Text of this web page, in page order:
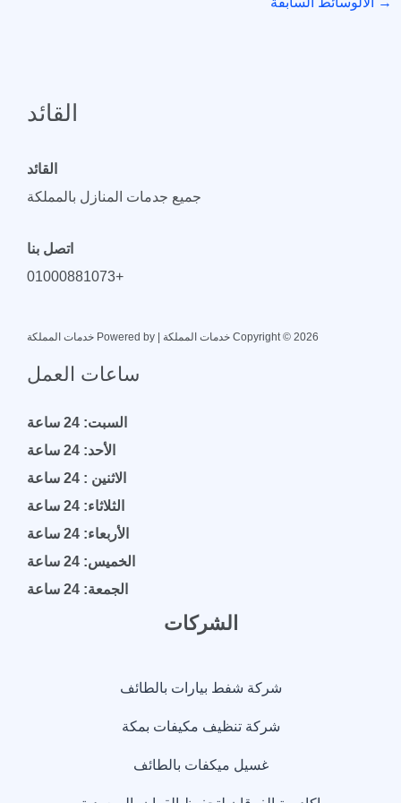
القائد
القائد
جميع جدمات المنازل بالمملكة
اتصل بنا
+01000881073
Copyright © 2026 خدمات المملكة | Powered by خدمات المملكة
ساعات العمل
السبت: 24 ساعة
الأحد: 24 ساعة
الاثنين : 24 ساعة
الثلاثاء: 24 ساعة
الأربعاء: 24 ساعة
الخميس: 24 ساعة
الجمعة: 24 ساعة
الشركات
شركة شفط بيارات بالطائف
شركة تنظيف مكيفات بمكة
غسيل ميكفات بالطائف